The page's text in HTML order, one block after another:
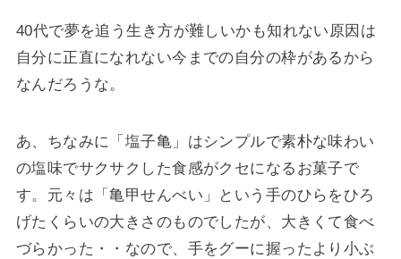
40代で夢を追う生き方が難しいかも知れない原因は
自分に正直になれない今までの自分の枠があるから
なんだろうな。
あ、ちなみに「塩子亀」はシンプルで素朴な味わい
の塩味でサクサクした食感がクセになるお菓子で
す。元々は「亀甲せんべい」という手のひらをひろ
げたくらいの大きさのものでしたが、大きくて食べ
づらかった・・なので、手をグーに握ったより小ぶ